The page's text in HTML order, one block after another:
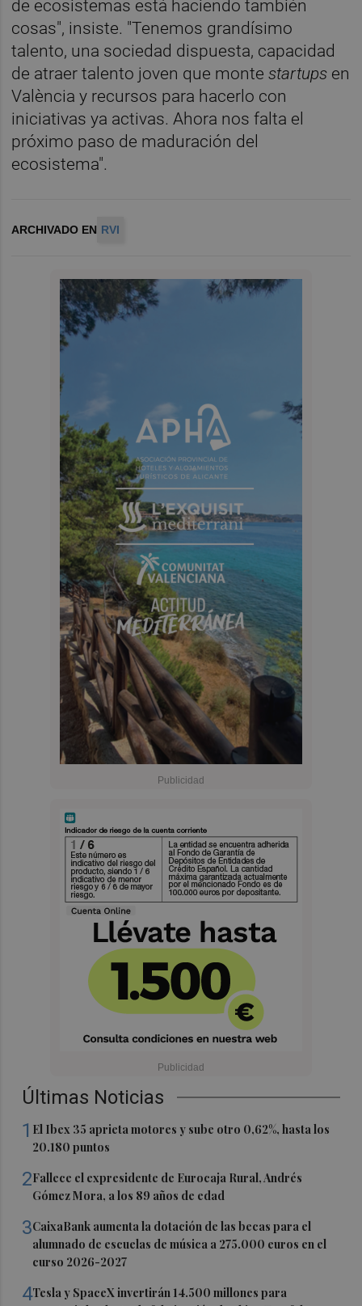
Últimas Noticias
1 El Ibex 35 aprieta motores y sube otro 0,62%, hasta los
20.180 puntos
2Fallece el expresidente de Eurocaja Rural, Andrés
Gómez Mora, a los 89 años de edad
3CaixaBank aumenta la dotación de las becas para el
alumnado de escuelas de música a 275.000 euros en el
curso 2026-2027
4Tesla y SpaceX invertirán 14.500 millones para
de ecosistemas está haciendo también
cosas", insiste. "Tenemos grandísimo
talento, una sociedad dispuesta, capacidad
de atraer talento joven que montestartups en
València y recursos para hacerlo con
iniciativas ya activas. Ahora nos falta el
próximo paso de maduración del
ecosistema".
ARCHIVADO EN RVI